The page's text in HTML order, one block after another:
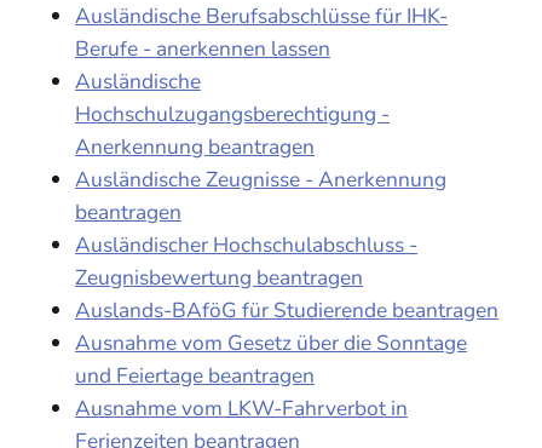
Ausländische Berufsabschlüsse für IHK-
Berufe - anerkennen lassen
Ausländische
Hochschulzugangsberechtigung -
Anerkennung beantragen
Ausländische Zeugnisse - Anerkennung
beantragen
Ausländischer Hochschulabschluss -
Zeugnisbewertung beantragen
Auslands-BAföG für Studierende beantragen
Ausnahme vom Gesetz über die Sonntage
und Feiertage beantragen
Ausnahme vom LKW-Fahrverbot in
Ferienzeiten beantragen